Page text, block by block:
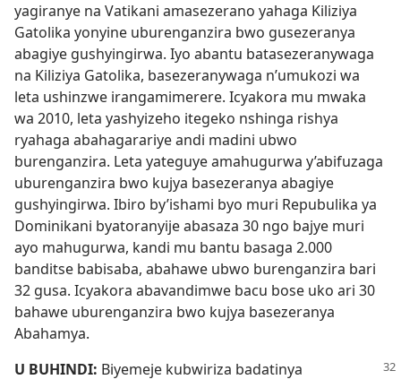
yagiranye na Vatikani amasezerano yahaga Kiliziya
Gatolika yonyine uburenganzira bwo gusezeranya
abagiye gushyingirwa. Iyo abantu batasezeranywaga
na Kiliziya Gatolika, basezeranywaga n’umukozi wa
leta ushinzwe irangamimerere. Icyakora mu mwaka
wa 2010, leta yashyizeho itegeko nshinga rishya
ryahaga abahagarariye andi madini ubwo
burenganzira. Leta yateguye amahugurwa y’abifuzaga
uburenganzira bwo kujya basezeranya abagiye
gushyingirwa. Ibiro by’ishami byo muri Repubulika ya
Dominikani byatoranyije abasaza 30 ngo bajye muri
ayo mahugurwa, kandi mu bantu basaga 2.000
banditse babisaba, abahawe ubwo burenganzira bari
32 gusa. Icyakora abavandimwe bacu bose uko ari 30
bahawe uburenganzira bwo kujya basezeranya
Abahamya.
U BUHINDI: Biyemeje kubwiriza badatinya